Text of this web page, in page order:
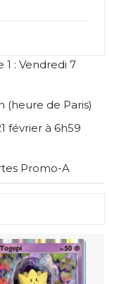
: Vendredi 7
(heure de Paris)
février à 6h59
Promo-A